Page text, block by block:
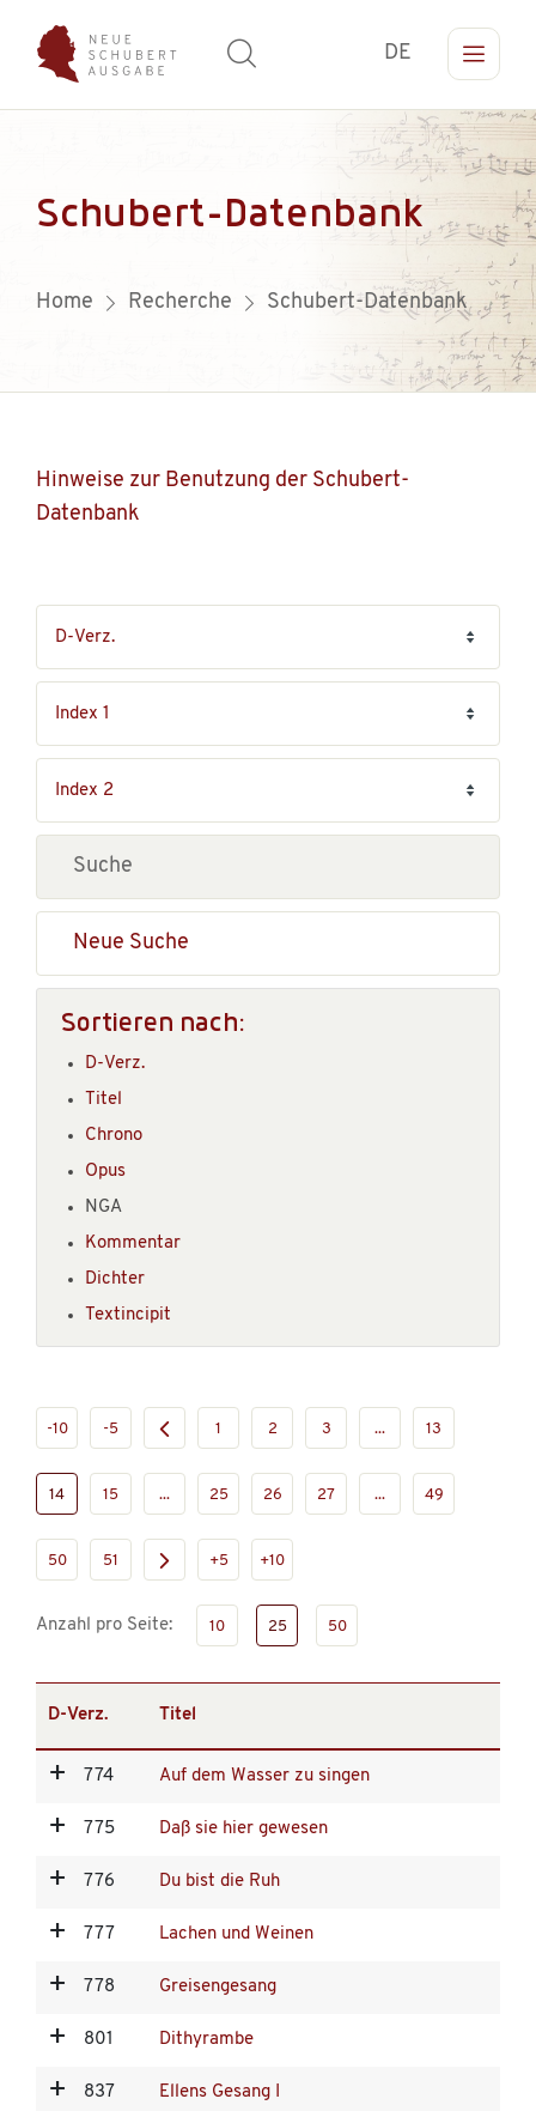
DE
Schubert-Datenbank
Home Recherche Schubert-Datenbank
Hinweise zur Benutzung der Schubert-
Datenbank
Neue Suche
Sortieren nach:
D-Verz.
Titel
Chrono
Opus
NGA
Kommentar
Dichter
Textincipit
-10 -5 1 2 3 ... 13
14 15 ... 25 26 27 ... 49
50 51 +5 +10
Anzahl pro Seite: 10 25 50
D-Verz. Titel
774 Auf dem Wasser zu singen
775 Daß sie hier gewesen
776 Du bist die Ruh
777 Lachen und Weinen
778 Greisengesang
801 Dithyrambe
837 Ellens Gesang I